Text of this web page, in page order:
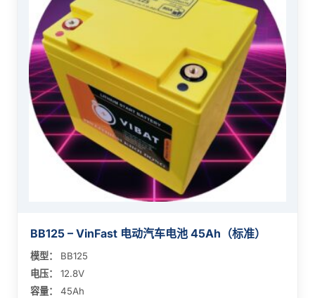
BB125 – VinFast 电动汽车电池 45Ah（标准）
模型：
BB125
电压：
12.8V
容量：
45Ah